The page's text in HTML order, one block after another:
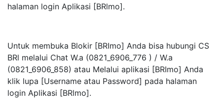
halaman login Aplikasi [BRlmo].
Untuk membuka Blokir [BRImo] Anda bisa hubungi CS
BRl melalui Chat W.a (0821_6906_776 ) / W.a
(0821_6906_858) atau Melalui aplikasi [BRImo] Anda
klik lupa [Username atau Password] pada halaman
login Aplikasi [BRlmo].